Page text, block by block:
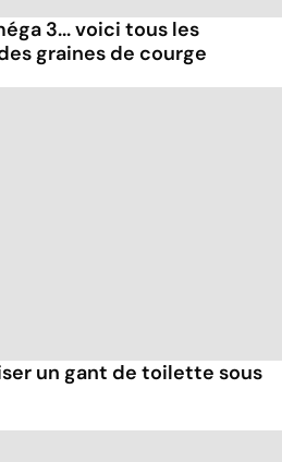
3... voici tous les
graines de courge
un gant de toilette sous